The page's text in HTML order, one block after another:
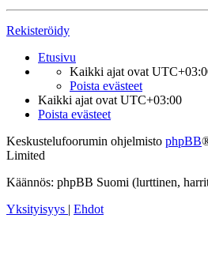
Rekisteröidy
Etusivu
Kaikki ajat ovat
Poista evästeet
Kaikki ajat ovat UTC+03:00
Poista evästeet
Keskustelufoorumin ohjelmisto phpBB
Limited
Käännös: phpBB Suomi (lurttinen,
Yksityisyys | Ehdot